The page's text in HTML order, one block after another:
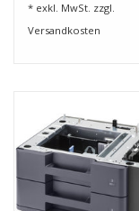
Funktionen:
Drucktechnologie:
Originalformat:
Kopier-/
* exkl. MwSt. zzgl.
Versandkosten